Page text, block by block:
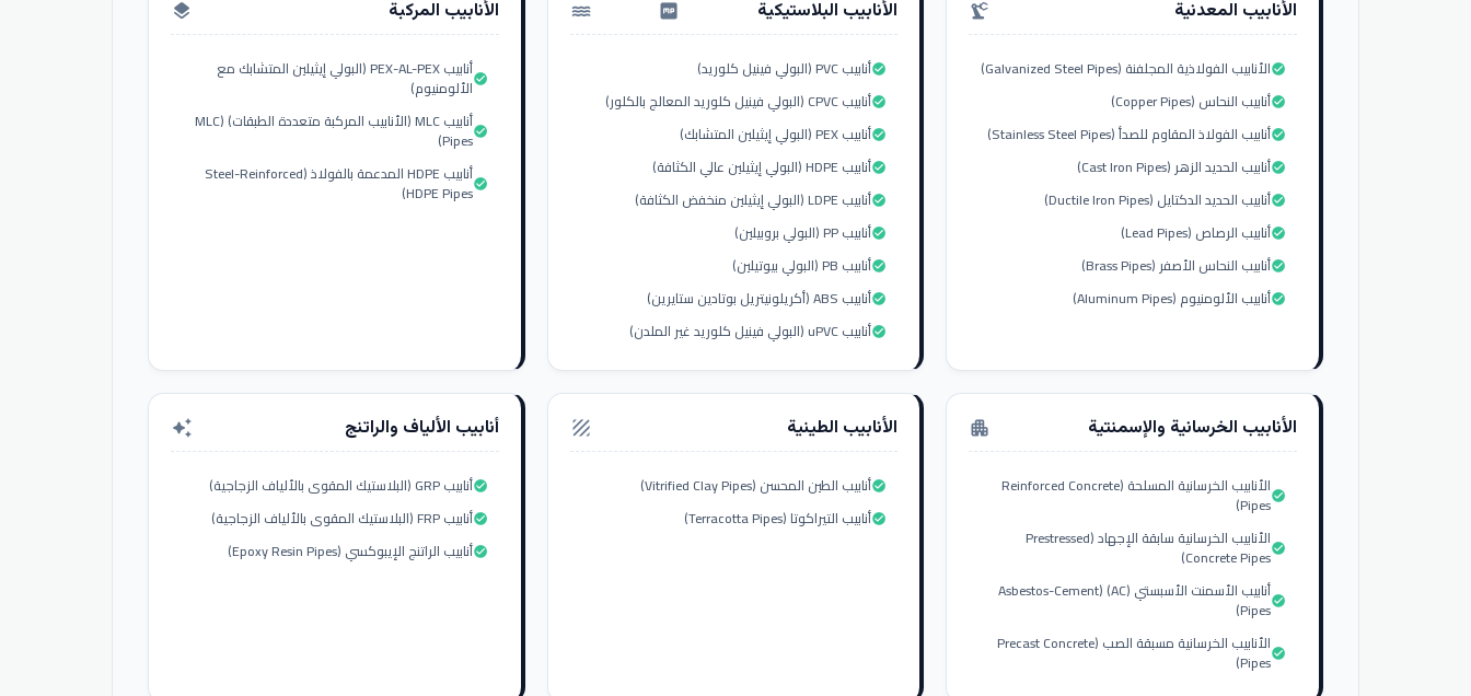
الأنابيب المعدنية precision_manufacturing
الأنابيب الفولاذية المجلفنة (Galvanized Steel Pipes)check_circle
أنابيب النحاس (Copper Pipes)check_circle
أنابيب الفولاذ المقاوم للصدأ (Stainless Steel Pipes)check_circle
أنابيب الحديد الزهر (Cast Iron Pipes)check_circle
أنابيب الحديد الدكتايل (Ductile Iron Pipes)check_circle
أنابيب الرصاص (Lead Pipes)check_circle
أنابيب النحاس الأصفر (Brass Pipes)check_circle
أنابيب الألومنيوم (Aluminum Pipes)check_circle
الأنابيب البلاستيكية water_pump
أنابيب PVC (البولي فينيل كلوريد)check_circle
أنابيب CPVC (البولي فينيل كلوريد المعالج بالكلور)check_circle
أنابيب PEX (البولي إيثيلين المتشابك)check_circle
أنابيب HDPE (البولي إيثيلين عالي الكثافة)check_circle
أنابيب LDPE (البولي إيثيلين منخفض الكثافة)check_circle
أنابيب PP (البولي بروبيلين)check_circle
أنابيب PB (البولي بيوتيلين)check_circle
أنابيب ABS (أكريلونيتريل بوتادين ستايرين)check_circle
أنابيب uPVC (البولي فينيل كلوريد غير الملدن)check_circle
الأنابيب المركبة layers
أنابيب PEX-AL-PEX (البولي إيثيلين المتشابك مع
الألومنيوم)check_circle
أنابيب MLC (الأنابيب المركبة متعددة الطبقات) (MLC
Pipes)check_circle
أنابيب HDPE المدعمة بالفولاذ (Steel-Reinforced
HDPE Pipes)check_circle
الأنابيب الخرسانية والإسمنتية apartment
الأنابيب الخرسانية المسلحة (Reinforced Concrete
Pipes)check_circle
الأنابيب الخرسانية سابقة الإجهاد (Prestressed
Concrete Pipes)check_circle
أنابيب الأسمنت الأسبستي (AC) (Asbestos-Cement
Pipes)check_circle
الأنابيب الخرسانية مسبقة الصب (Precast Concrete
Pipes)check_circle
الأنابيب الطينية texture
أنابيب الطين المحسن (Vitrified Clay Pipes)check_circle
أنابيب التيراكوتا (Terracotta Pipes)check_circle
أنابيب الألياف والراتنج auto_awesome
أنابيب GRP (البلاستيك المقوى بالألياف الزجاجية)check_circle
أنابيب FRP (البلاستيك المقوى بالألياف الزجاجية)check_circle
أنابيب الراتنج الإيبوكسي (Epoxy Resin Pipes)check_circle